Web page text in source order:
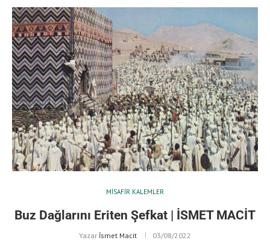
MISAFIR KALEMLER
Buz Dağlarını Eriten Şefkat | İSMET MACİT
Yazar İsmet Macit 03/08/2022